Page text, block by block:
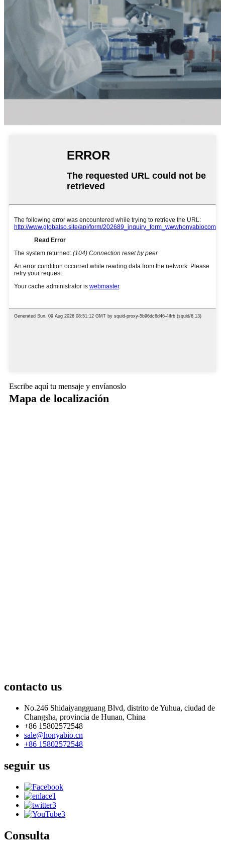
Escribe aquí tu mensaje y envíanoslo
Mapa de localización
contacto us
No.246 Shidaiyangguang Blvd, distrito de Yuhua, ciudad de
Changsha, provincia de Hunan, China
+86 15802572548
sale@honyabio.cn
+86 15802572548
seguir us
Consulta